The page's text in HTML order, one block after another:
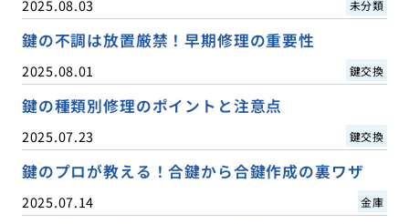
2025.08.03 未分類
鍵の不調は放置厳禁！早期修理の重要性
2025.08.01 鍵交換
鍵の種類別修理のポイントと注意点
2025.07.23 鍵交換
鍵のプロが教える！合鍵から合鍵作成の裏ワザ
2025.07.14 金庫